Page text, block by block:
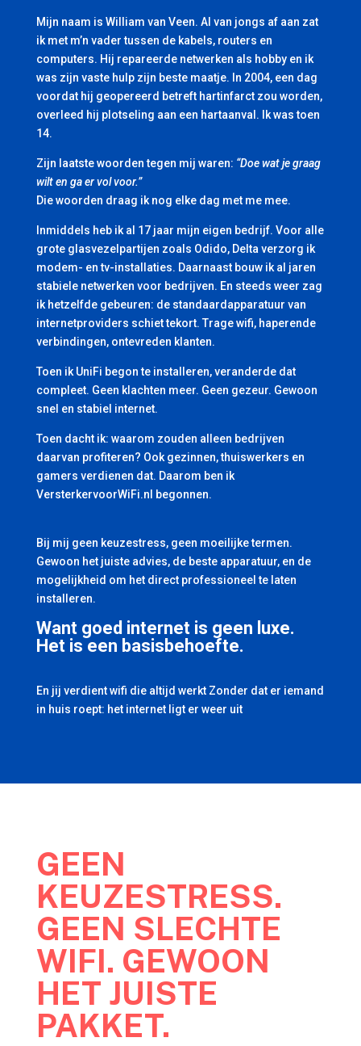
Mijn naam is William van Veen. Al van jongs af aan zat
ik met m’n vader tussen de kabels, routers en
computers. Hij repareerde netwerken als hobby en ik
was zijn vaste hulp zijn beste maatje. In 2004, een dag
voordat hij geopereerd betreft hartinfarct zou worden,
overleed hij plotseling aan een hartaanval. Ik was toen
14.
Zijn laatste woorden tegen mij waren: “Doe wat je graag
wilt en ga er vol voor.”
Die woorden draag ik nog elke dag met me mee.
Inmiddels heb ik al 17 jaar mijn eigen bedrijf. Voor alle
grote glasvezelpartijen zoals Odido, Delta verzorg ik
modem- en tv-installaties. Daarnaast bouw ik al jaren
stabiele netwerken voor bedrijven. En steeds weer zag
ik hetzelfde gebeuren: de standaardapparatuur van
internetproviders schiet tekort. Trage wifi, haperende
verbindingen, ontevreden klanten.
Toen ik UniFi begon te installeren, veranderde dat
compleet. Geen klachten meer. Geen gezeur. Gewoon
snel en stabiel internet.
Toen dacht ik: waarom zouden alleen bedrijven
daarvan profiteren? Ook gezinnen, thuiswerkers en
gamers verdienen dat. Daarom ben ik
VersterkervoorWiFi.nl begonnen.
Bij mij geen keuzestress, geen moeilijke termen.
Gewoon het juiste advies, de beste apparatuur, en de
mogelijkheid om het direct professioneel te laten
installeren.
Want goed internet is geen luxe.
Het is een basisbehoefte.
En jij verdient wifi die altijd werkt Zonder dat er iemand
in huis roept: het internet ligt er weer uit
GEEN
KEUZESTRESS.
GEEN SLECHTE
WIFI. GEWOON
HET JUISTE
PAKKET.